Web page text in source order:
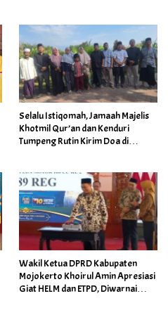
Selalu Istiqomah, Jamaah Majelis
Khotmil Qur’an dan Kenduri
Tumpeng Rutin Kirim Doa di
Wakil Ketua DPRD Kabupaten
Mojokerto Khoirul Amin Apresiasi
Giat HELM dan ETPD, Diwarnai